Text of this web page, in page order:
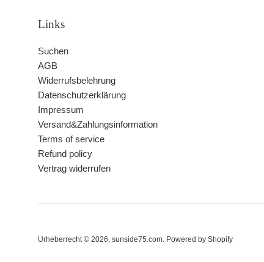
Links
Suchen
AGB
Widerrufsbelehrung
Datenschutzerklärung
Impressum
Versand&Zahlungsinformation
Terms of service
Refund policy
Vertrag widerrufen
Urheberrecht © 2026, sunside75.com. Powered by Shopify